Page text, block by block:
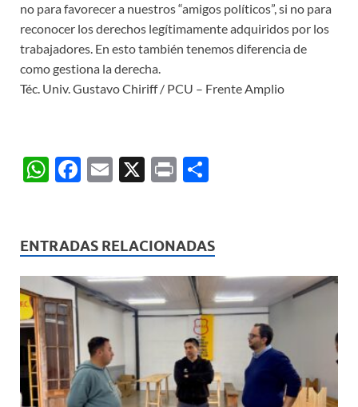
no para favorecer a nuestros “amigos políticos”, si no para
reconocer los derechos legítimamente adquiridos por los
trabajadores. En esto también tenemos diferencia de
como gestiona la derecha.
Téc. Univ. Gustavo Chiriff / PCU – Frente Amplio
W
s
A
p
p
F
b
o
o
E
X
P
p
ar
ti
r
ENTRADAS RELACIONADAS